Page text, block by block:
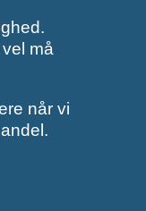
må
når vi